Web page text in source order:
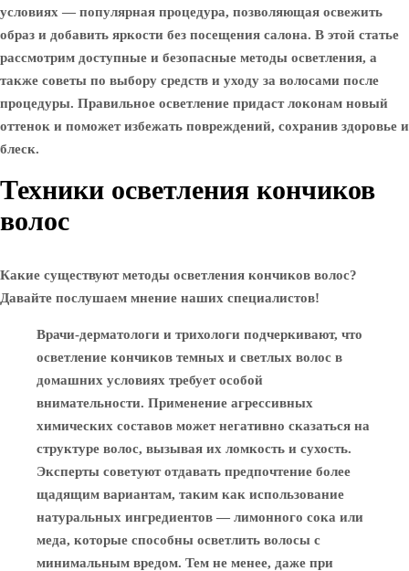
условиях — популярная процедура, позволяющая освежить
образ и добавить яркости без посещения салона. В этой статье
рассмотрим доступные и безопасные методы осветления, а
также советы по выбору средств и уходу за волосами после
процедуры. Правильное осветление придаст локонам новый
оттенок и поможет избежать повреждений, сохранив здоровье и
блеск.
Техники осветления кончиков
волос
Какие существуют методы осветления кончиков волос?
Давайте послушаем мнение наших специалистов!
Врачи-дерматологи и трихологи подчеркивают, что
осветление кончиков темных и светлых волос в
домашних условиях требует особой
внимательности. Применение агрессивных
химических составов может негативно сказаться на
структуре волос, вызывая их ломкость и сухость.
Эксперты советуют отдавать предпочтение более
щадящим вариантам, таким как использование
натуральных ингредиентов — лимонного сока или
меда, которые способны осветлить волосы с
минимальным вредом. Тем не менее, даже при